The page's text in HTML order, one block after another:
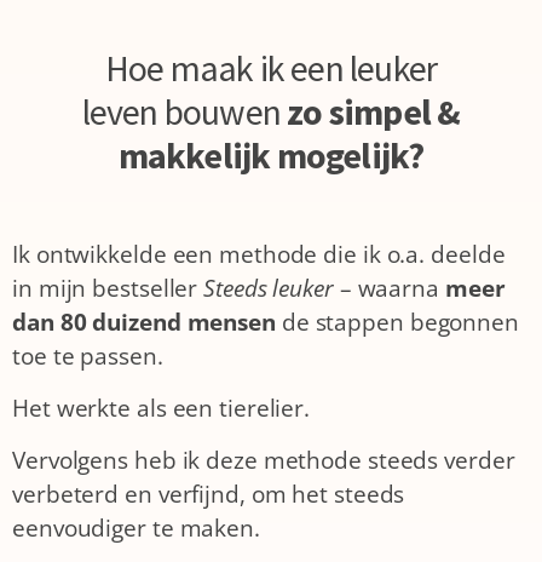
Hoe maak ik een leuker
leven bouwenzo simpel &
makkelijk mogelijk?
Ik ontwikkelde een methode die ik o.a. deelde
in mijn bestsellerSteeds leuker– waarna meer
dan 80 duizend mensen de stappen begonnen
toe te passen.
Het werkte als een tierelier.
Vervolgens heb ik deze methode steeds verder
verbeterd en verfijnd, om het steeds
eenvoudiger te maken.